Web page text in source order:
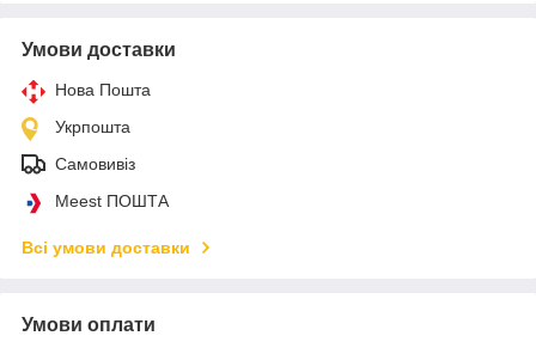
Умови доставки
Нова Пошта
Укрпошта
Самовивіз
Meest ПОШТА
Всі умови доставки
Умови оплати